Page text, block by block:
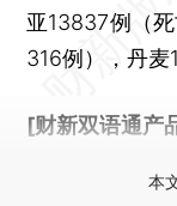
亚13837例（
316例），丹麦
[财新双语通产
本